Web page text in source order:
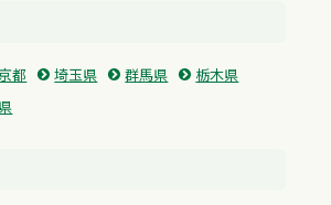
都 埼玉県 群馬県
栃木県